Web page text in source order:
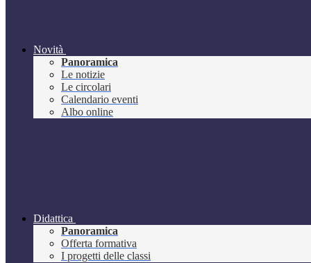
Novità
Panoramica
Le notizie
Le circolari
Calendario eventi
Albo online
Didattica
Panoramica
Offerta formativa
I progetti delle classi